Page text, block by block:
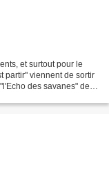
et surtout pour le
partir" viennent de sortir
des savanes" des